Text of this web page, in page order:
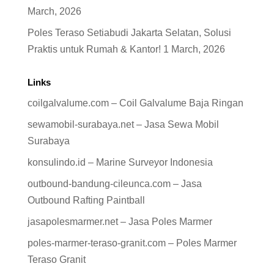
March, 2026
Poles Teraso Setiabudi Jakarta Selatan, Solusi
Praktis untuk Rumah & Kantor! 1 March, 2026
Links
coilgalvalume.com – Coil Galvalume Baja Ringan
sewamobil-surabaya.net – Jasa Sewa Mobil
Surabaya
konsulindo.id – Marine Surveyor Indonesia
outbound-bandung-cileunca.com – Jasa
Outbound Rafting Paintball
jasapolesmarmer.net – Jasa Poles Marmer
poles-marmer-teraso-granit.com – Poles Marmer
Teraso Granit